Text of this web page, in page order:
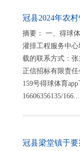
冠县2024年农
谈判公告
摘要： 一、得球
灌排工程服务中
载的联系方式：张
正信招标有限责
159号得球体育
16606356135/166...
冠县梁堂镇于